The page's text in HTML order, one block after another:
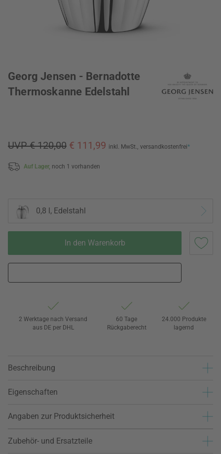
Georg Jensen - Bernadotte
Thermoskanne Edelstahl
UVP € 120,00 € 111,99 inkl. MwSt., versandkostenfrei*
Auf Lager, noch 1 vorhanden
0,8 l, Edelstahl
In den Warenkorb
2 Werktage nach Versand
aus DE per DHL
60 Tage
Rückgaberecht
24.000 Produkte
lagernd
Beschreibung
Eigenschaften
Angaben zur Produktsicherheit
Zubehör- und Ersatzteile